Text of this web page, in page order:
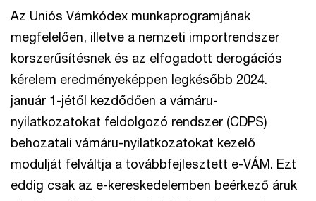
Az Uniós Vámkódex munkaprogramjának
megfelelően, illetve a nemzeti importrendszer
korszerűsítésnek és az elfogadott derogációs
kérelem eredményeképpen legkésőbb 2024.
január 1-jétől kezdődően a vámáru-
nyilatkozatokat feldolgozó rendszer (CDPS)
behozatali vámáru-nyilatkozatokat kezelő
modulját felváltja a továbbfejlesztett e-VÁM. Ezt
eddig csak az e-kereskedelemben beérkező áruk